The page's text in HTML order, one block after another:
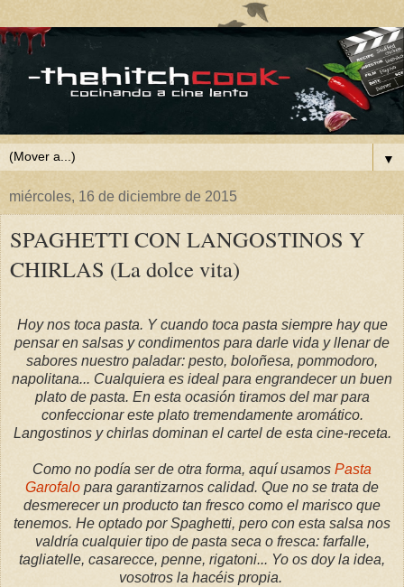
▼
miércoles, 16 de diciembre de 2015
SPAGHETTI CON LANGOSTINOS Y
CHIRLAS (La dolce vita)
Hoy nos toca pasta. Y cuando toca pasta siempre hay que
pensar en salsas y condimentos para darle vida y llenar de
sabores nuestro paladar: pesto, boloñesa, pommodoro,
napolitana... Cualquiera es ideal para engrandecer un buen
plato de pasta. En esta ocasión tiramos del mar para
confeccionar este plato tremendamente aromático.
Langostinos y chirlas dominan el cartel de esta cine-receta.
Como no podía ser de otra forma, aquí usamos Pasta
Garofalo para garantizarnos calidad. Que no se trata de
desmerecer un producto tan fresco como el marisco que
tenemos. He optado por Spaghetti, pero con esta salsa nos
valdría cualquier tipo de pasta seca o fresca: farfalle,
tagliatelle, casarecce, penne, rigatoni... Yo os doy la idea,
vosotros la hacéis propia.